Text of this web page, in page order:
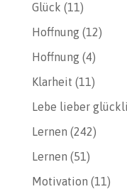
Glück (11)
Hoffnung(12)
Hoffnung(4)
Klarheit (11)
Lebe lieber
Lernen (242)
Lernen (51)
Motivation (11)